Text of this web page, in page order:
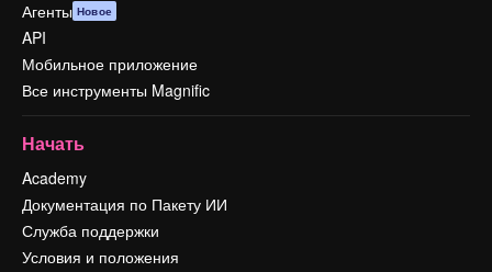
Агенты Новое
API
Мобильное приложение
Все инструменты Magnific
Начать
Academy
Документация по Пакету ИИ
Служба поддержки
Условия и положения